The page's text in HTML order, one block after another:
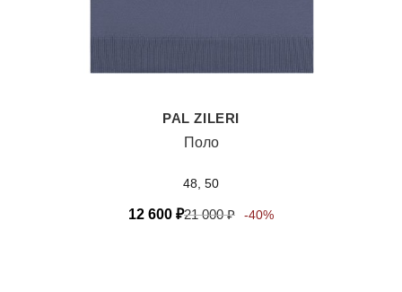
PAL ZILERI
Поло
48, 50
12 600 ₽21 000₽ -40%